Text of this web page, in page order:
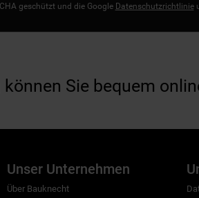
geschützt und die Google Datenschutzrichtlinie
Sie bequem
Unser Unternehmen
Über Bauknecht